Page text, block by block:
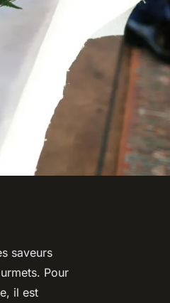
saveurs
Pour
il est